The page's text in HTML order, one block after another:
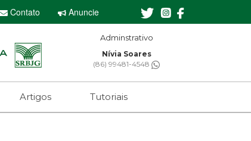
Contato Anuncie
Adminstrativo
Nívia Soares
(86) 99481-4548
Artigos Tutoriais